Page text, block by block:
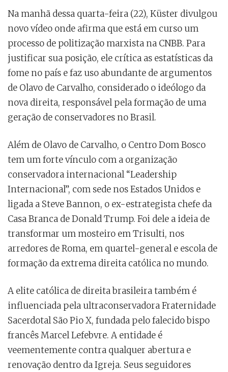
Na manhã dessa quarta-feira (22), Küster divulgou
novo vídeo onde afirma que está em curso um
processo de politização marxista na CNBB. Para
justificar sua posição, ele crítica as estatísticas da
fome no país e faz uso abundante de argumentos
de Olavo de Carvalho, considerado o ideólogo da
nova direita, responsável pela formação de uma
geração de conservadores no Brasil.
Além de Olavo de Carvalho, o Centro Dom Bosco
tem um forte vínculo com a organização
conservadora internacional “Leadership
Internacional”, com sede nos Estados Unidos e
ligada a Steve Bannon, o ex-estrategista chefe da
Casa Branca de Donald Trump. Foi dele a ideia de
transformar um mosteiro em Trisulti, nos
arredores de Roma, em quartel-general e escola de
formação da extrema direita católica no mundo.
A elite católica de direita brasileira também é
influenciada pela ultraconservadora Fraternidade
Sacerdotal São Pio X, fundada pelo falecido bispo
francês Marcel Lefebvre. A entidade é
veementemente contra qualquer abertura e
renovação dentro da Igreja. Seus seguidores